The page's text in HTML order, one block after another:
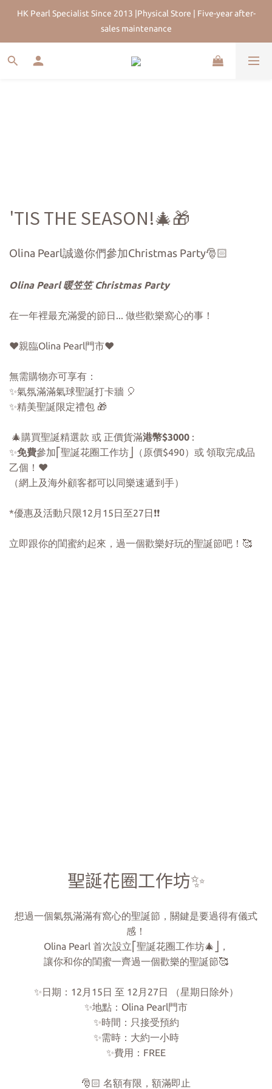
HK Pearl Specialist Since 2013 |Physical Store | Five-year after-
sales maintenance
HK Pearl Specialist Since 2013 |Physical Store | Five-year after-
sales maintenance
Join Us for 5% Off First Order | HKD$200 Welcome Rewards |
'TIS THE SEASON!🎄🎁
Olina Pearl誠邀你們參加Christmas Party🎅🏻
Olina Pearl 暖笠笠 Christmas Party
在一年裡最充滿愛的節日... 做些歡樂窩心的事！
❤️親臨Olina Pearl門市❤️
無需購物亦可享有：
✨氣氛滿滿氣球聖誕打卡牆 🎈
✨精美聖誕限定禮包 🎁
🎄購買聖誕精選款 或 正價貨滿港幣$3000 :
✨免費參加⎡聖誕花圈工作坊⎦（原價$490）或 領取完成品
乙個！❤️
（網上及海外顧客都可以同樂速遞到手）
*優惠及活動只限12月15日至27日❗️❗️
立即跟你的閨蜜約起來，過一個歡樂好玩的聖誕節吧！🥰
聖誕花圈工作坊✨
想過一個氣氛滿滿有窩心的聖誕節，關鍵是要過得有儀式
感！
Olina Pearl 首次設立⎡聖誕花圈工作坊🎄⎦，
讓你和你的閨蜜一齊過一個歡樂的聖誕節🥰
✨日期：12月15日 至 12月27日 （星期日除外）
✨地點：Olina Pearl門市
✨時間：只接受預約
✨需時：大約一小時
✨費用：FREE
🎅🏻 名額有限，額滿即止